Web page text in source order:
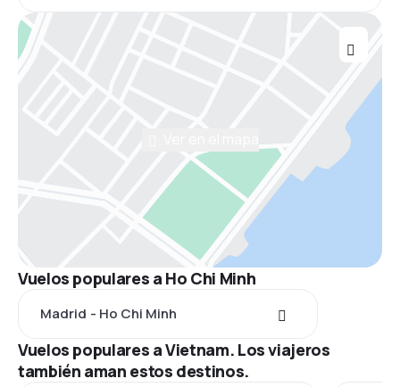
Vuelos populares a Ho Chi Minh
Madrid - Ho Chi Minh
Vuelos populares a Vietnam. Los viajeros
también aman estos destinos.